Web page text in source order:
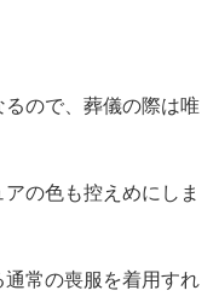
ので、葬儀の際は唯
の色も控えめにしま
常の喪服を着用すれ